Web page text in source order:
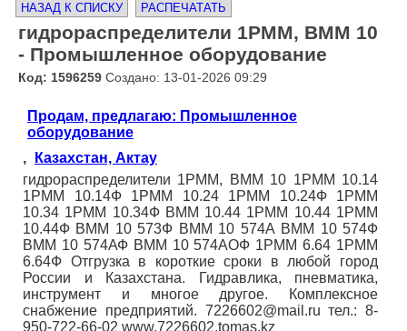
НАЗАД К СПИСКУ РАСПЕЧАТАТЬ
гидрораспределители 1РММ, ВММ 10
- Промышленное оборудование
Код: 1596259 Создано: 13-01-2026 09:29
Продам, предлагаю: Промышленное
оборудование
,
Казахстан, Актау
гидрораспределители 1РММ, ВММ 10 1РММ 10.14
1РММ 10.14Ф 1РММ 10.24 1РММ 10.24Ф 1РММ
10.34 1РММ 10.34Ф ВММ 10.44 1РММ 10.44 1РММ
10.44Ф ВММ 10 573Ф ВММ 10 574А ВММ 10 574Ф
ВММ 10 574АФ ВММ 10 574АОФ 1РММ 6.64 1РММ
6.64Ф Отгрузка в короткие сроки в любой город
России и Казахстана. Гидравлика, пневматика,
инструмент и многое другое. Комплексное
снабжение предприятий. 7226602@mail.ru тел.: 8-
950-722-66-02 www.7226602.tomas.kz